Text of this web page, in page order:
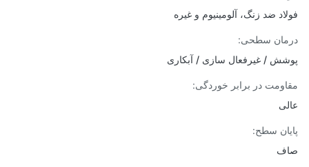
ضد زنگ، آلومینیوم و غیره
سطحی:
/ غیرفعال سازی / آبکاری
در برابر خوردگی:
سطح: